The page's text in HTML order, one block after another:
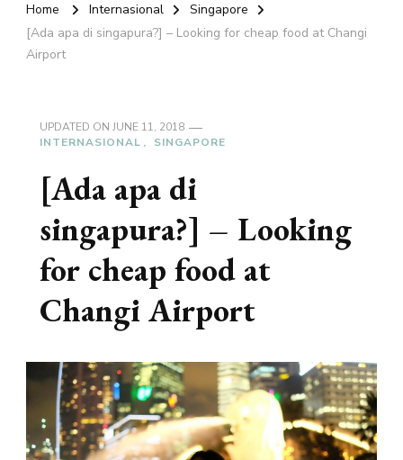
Home Internasional
Singapore
[Ada apa di singapura?] – Looking for cheap food at Changi
Airport
UPDATED ON JUNE 11, 2018
INTERNASIONAL
SINGAPORE
[Ada apa di
singapura?] – Looking
for cheap food at
Changi Airport